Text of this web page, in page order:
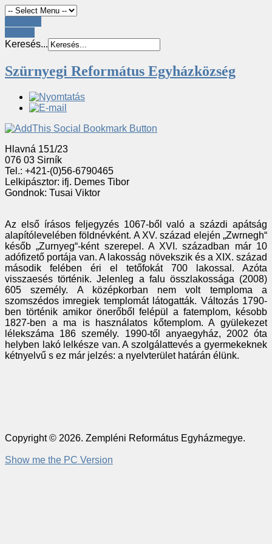
Keresés...
Szürnyegi Református Egyházközség
Hlavná 151/23
076 03 Sirník
Tel.: +421-(0)56-6790465
Lelkipásztor: ifj. Demes Tibor
Gondnok: Tusai Viktor
Az első írásos feljegyzés 1067-ből való a százdi apátság
alapítólevelében földnévként. A XV. század elején „Zwrnegh“
későb „Zurnyeg“-ként szerepel. A XVI. században már 10
adófizető portája van. A lakosság növekszik és a XIX. század
második felében éri el tetőfokát 700 lakossal. Azóta
visszaesés történik. Jelenleg a falu összlakossága (2008)
605 személy. A középkorban nem volt temploma a
szomszédos imregiek templomát látogatták. Változás 1790-
ben történik amikor önerőből felépül a fatemplom, késobb
1827-ben a ma is használatos kőtemplom. A gyülekezet
lélekszáma 186 személy. 1990-től anyaegyház, 2002 óta
helyben lakó lelkésze van. A szolgálattevés a gyermekeknek
kétnyelvű s ez már jelzés: a nyelvterület határán élünk.
Copyright © 2026. Zempléni Református Egyházmegye.
Show me the PC Version